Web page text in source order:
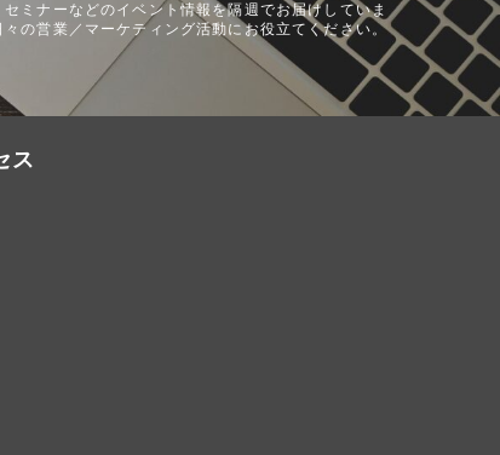
セミナーなどのイベント情報を隔週でお届けしていま
々の営業／マーケティング活動にお役立てください。
ス